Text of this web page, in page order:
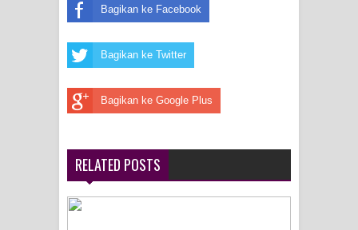
Papua Siapkan 1000 Kuota Beasiswa
Mace
BRI Region 18 Jayapura Salurkan
Polda Papua pada Peringatan Hari
Bagikan ke Facebook
Bagikan ke Twitter
Bagikan ke Google Plus
RELATED POSTS